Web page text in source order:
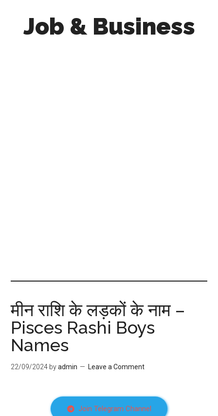
Job & Business
मीन राशि के लड़कों के नाम –
Pisces Rashi Boys
Names
22/09/2024 byadmin Leave a Comment
Join Telegram Channel